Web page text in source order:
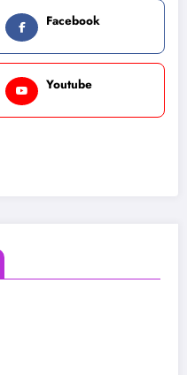
Facebook
Youtube